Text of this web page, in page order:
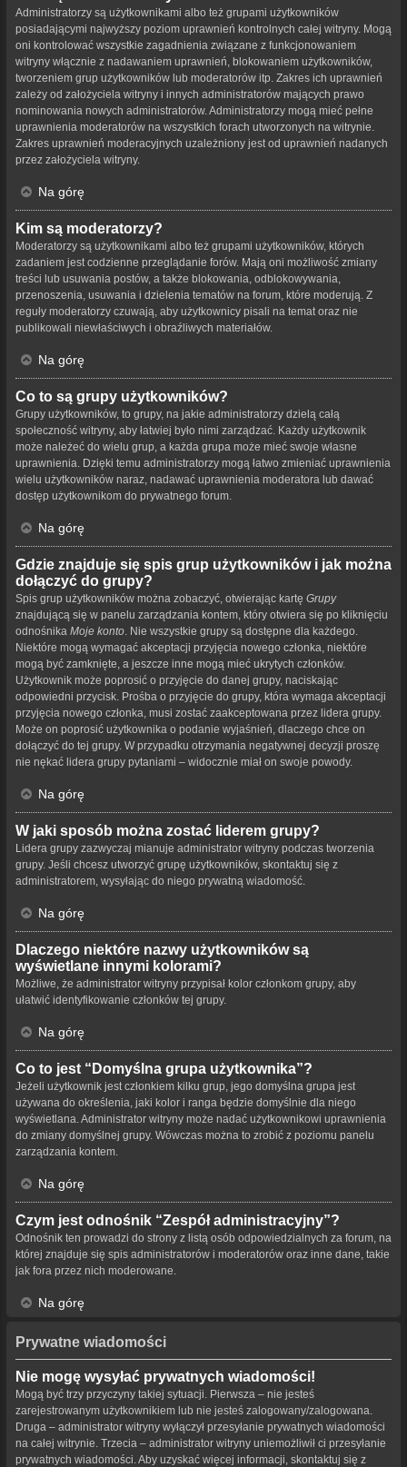
Administratorzy są użytkownikami albo też grupami użytkowników
posiadającymi najwyższy poziom uprawnień kontrolnych całej witryny. Mogą
oni kontrolować wszystkie zagadnienia związane z funkcjonowaniem
witryny włącznie z nadawaniem uprawnień, blokowaniem użytkowników,
tworzeniem grup użytkowników lub moderatorów itp. Zakres ich uprawnień
zależy od założyciela witryny i innych administratorów mających prawo
nominowania nowych administratorów. Administratorzy mogą mieć pełne
uprawnienia moderatorów na wszystkich forach utworzonych na witrynie.
Zakres uprawnień moderacyjnych uzależniony jest od uprawnień nadanych
przez założyciela witryny.
Na górę
Kim są moderatorzy?
Moderatorzy są użytkownikami albo też grupami użytkowników, których
zadaniem jest codzienne przeglądanie forów. Mają oni możliwość zmiany
treści lub usuwania postów, a także blokowania, odblokowywania,
przenoszenia, usuwania i dzielenia tematów na forum, które moderują. Z
reguły moderatorzy czuwają, aby użytkownicy pisali na temat oraz nie
publikowali niewłaściwych i obraźliwych materiałów.
Na górę
Co to są grupy użytkowników?
Grupy użytkowników, to grupy, na jakie administratorzy dzielą całą
społeczność witryny, aby łatwiej było nimi zarządzać. Każdy użytkownik
może należeć do wielu grup, a każda grupa może mieć swoje własne
uprawnienia. Dzięki temu administratorzy mogą łatwo zmieniać uprawnienia
wielu użytkowników naraz, nadawać uprawnienia moderatora lub dawać
dostęp użytkownikom do prywatnego forum.
Na górę
Gdzie znajduje się spis grup użytkowników i jak można
dołączyć do grupy?
Spis grup użytkowników można zobaczyć, otwierając kartę Grupy
znajdującą się w panelu zarządzania kontem, który otwiera się po kliknięciu
odnośnika Moje konto . Nie wszystkie grupy są dostępne dla każdego.
Niektóre mogą wymagać akceptacji przyjęcia nowego członka, niektóre
mogą być zamknięte, a jeszcze inne mogą mieć ukrytych członków.
Użytkownik może poprosić o przyjęcie do danej grupy, naciskając
odpowiedni przycisk. Prośba o przyjęcie do grupy, która wymaga akceptacji
przyjęcia nowego członka, musi zostać zaakceptowana przez lidera grupy.
Może on poprosić użytkownika o podanie wyjaśnień, dlaczego chce on
dołączyć do tej grupy. W przypadku otrzymania negatywnej decyzji proszę
nie nękać lidera grupy pytaniami – widocznie miał on swoje powody.
Na górę
W jaki sposób można zostać liderem grupy?
Lidera grupy zazwyczaj mianuje administrator witryny podczas tworzenia
grupy. Jeśli chcesz utworzyć grupę użytkowników, skontaktuj się z
administratorem, wysyłając do niego prywatną wiadomość.
Na górę
Dlaczego niektóre nazwy użytkowników są
wyświetlane innymi kolorami?
Możliwe, że administrator witryny przypisał kolor członkom grupy, aby
ułatwić identyfikowanie członków tej grupy.
Na górę
Co to jest “Domyślna grupa użytkownika”?
Jeżeli użytkownik jest członkiem kilku grup, jego domyślna grupa jest
używana do określenia, jaki kolor i ranga będzie domyślnie dla niego
wyświetlana. Administrator witryny może nadać użytkownikowi uprawnienia
do zmiany domyślnej grupy. Wówczas można to zrobić z poziomu panelu
zarządzania kontem.
Na górę
Czym jest odnośnik “Zespół administracyjny”?
Odnośnik ten prowadzi do strony z listą osób odpowiedzialnych za forum, na
której znajduje się spis administratorów i moderatorów oraz inne dane, takie
jak fora przez nich moderowane.
Na górę
Prywatne wiadomości
Nie mogę wysyłać prywatnych wiadomości!
Mogą być trzy przyczyny takiej sytuacji. Pierwsza – nie jesteś
zarejestrowanym użytkownikiem lub nie jesteś zalogowany/zalogowana.
Druga – administrator witryny wyłączył przesyłanie prywatnych wiadomości
na całej witrynie. Trzecia – administrator witryny uniemożliwił ci przesyłanie
prywatnych wiadomości. Aby uzyskać więcej informacji, skontaktuj się z